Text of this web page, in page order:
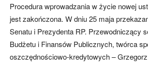
Procedura wprowadzania w życie nowej
jest zakończona. W dniu 25 maja
Senatu i Prezydenta RP. Przewodniczący
Budżetu i Finansów Publicznych, twórca
oszczędnościowo-kredytowych –